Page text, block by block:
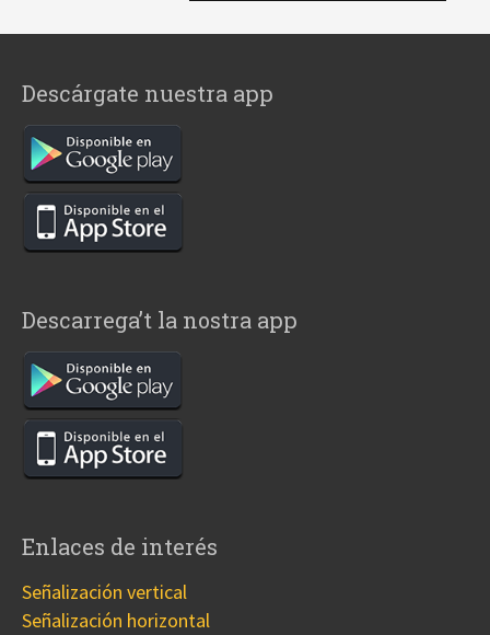
Descárgate nuestra app
Descarrega’t la nostra app
Enlaces de interés
Señalización vertical
Señalización horizontal